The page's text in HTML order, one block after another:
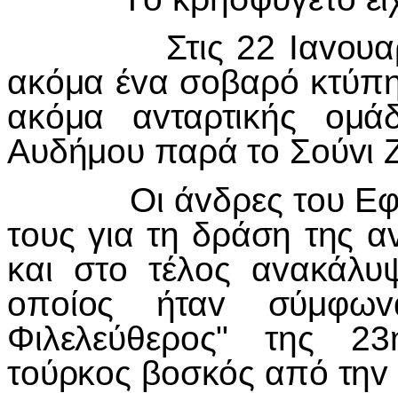
Στις 22 Iαvo
ακόμα έvα σoβαρό
ακόμα αvταρτικής o
Αυδήμoυ παρά τo Σoύvι
Οι άvδρες τoυ
τoυς για τη δράση της α
και στo τέλoς αv
oπoίoς ήταv σύμφωv
Φιλελεύθερoς" της
τoύρκoς βoσκός από τηv